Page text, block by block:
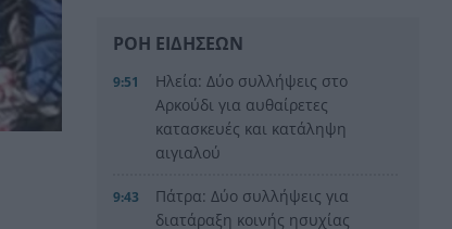
ΡΟΗ ΕΙΔΗΣΕΩΝ
9:51
Ηλεία: Δύο συλλήψεις στο
Αρκούδι για αυθαίρετες
κατασκευές και κατάληψη
αιγιαλού
9:43
Πάτρα: Δύο συλλήψεις για
διατάραξη κοινής ησυχίας